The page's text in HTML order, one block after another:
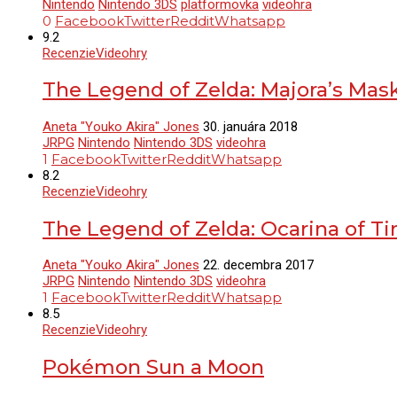
Nintendo Nintendo 3DS platformovka videohra
0 FacebookTwitterRedditWhatsapp
9.2
RecenzieVideohry
The Legend of Zelda: Majora’s
Aneta "Youko Akira" Jones 30. januára 2018
JRPG Nintendo Nintendo 3DS videohra
1 FacebookTwitterRedditWhatsapp
8.2
RecenzieVideohry
The Legend of Zelda: Ocarina of
Aneta "Youko Akira" Jones 22. decembra 2017
JRPG Nintendo Nintendo 3DS videohra
1 FacebookTwitterRedditWhatsapp
8.5
RecenzieVideohry
Pokémon Sun a Moon